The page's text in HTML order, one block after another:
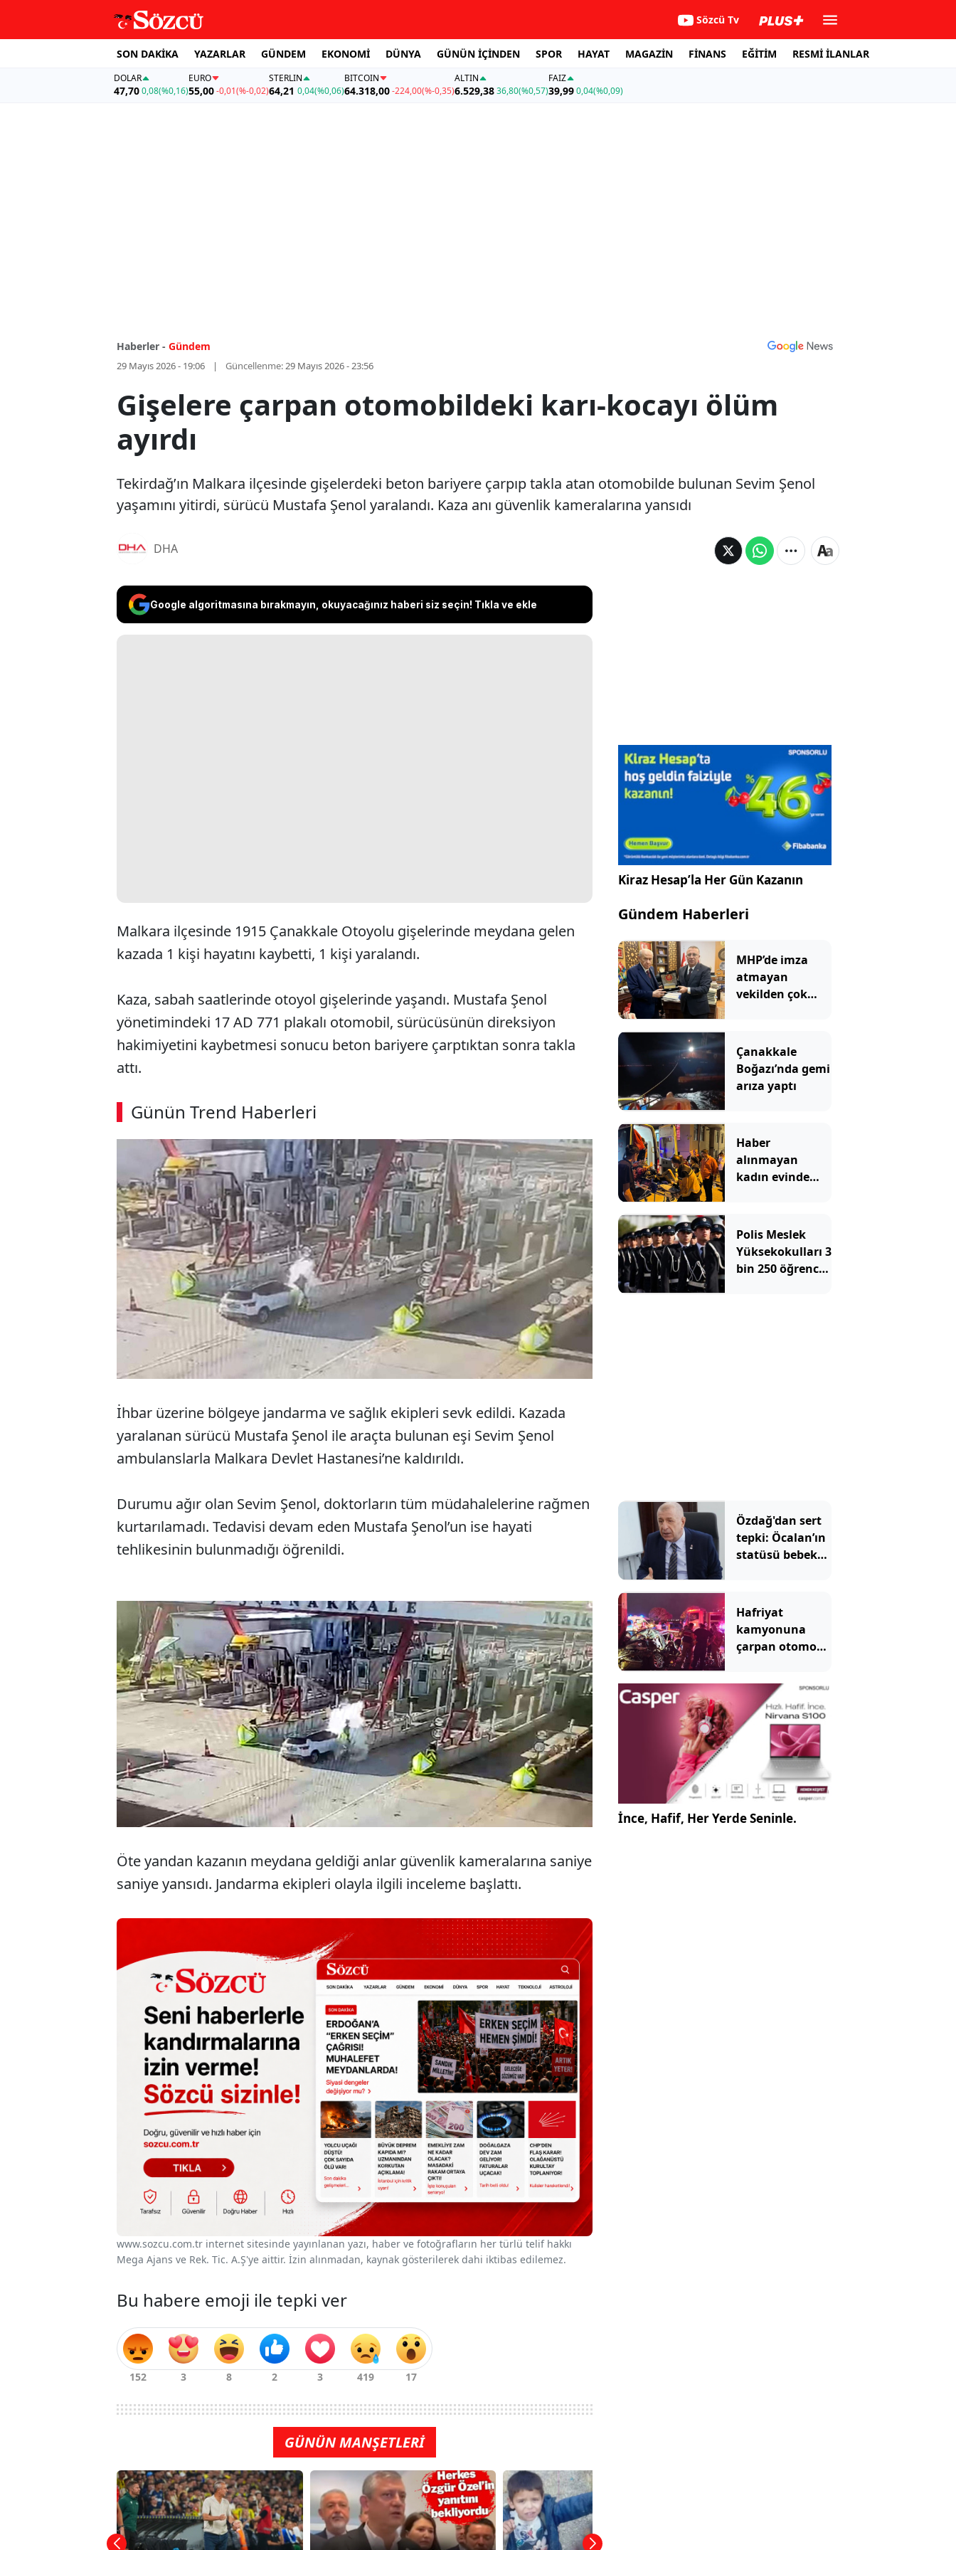
Sözcü Tv
SON DAKİKA YAZARLAR GÜNDEM EKONOMİ DÜNYA GÜNÜN İÇİNDEN SPOR HAYAT MAGAZİN FİNANS EĞİTİM RESMİ İLANLAR
DOLAR
47,700,08(%0,16)
EURO
55,00 -0,01(%-0,02)
STERLIN
64,21 0,04(%0,06)
BITCOIN
64.318,00-224,00(%-0,35)
ALTIN
6.529,3836,80(%0,57)
FAİZ
39,990,04(%0,09)
Haberler - Gündem
29 Mayıs 2026 - 19:06 Güncellenme:29 Mayıs 2026 - 23:56
Gişelere çarpan otomobildeki karı-kocayı ölüm
ayırdı
Tekirdağ’ın Malkara ilçesinde gişelerdeki beton bariyere çarpıp takla atan otomobilde bulunan Sevim Şenol
yaşamını yitirdi, sürücü Mustafa Şenol yaralandı. Kaza anı güvenlik kameralarına yansıdı
DHA
Google algoritmasına bırakmayın, okuyacağınız haberi siz seçin! Tıkla ve ekle
Malkara ilçesinde 1915 Çanakkale Otoyolu gişelerinde meydana gelen
kazada 1 kişi hayatını kaybetti, 1 kişi yaralandı.
Kaza, sabah saatlerinde otoyol gişelerinde yaşandı. Mustafa Şenol
yönetimindeki 17 AD 771 plakalı otomobil, sürücüsünün direksiyon
hakimiyetini kaybetmesi sonucu beton bariyere çarptıktan sonra takla
attı.
Günün Trend Haberleri
İhbar üzerine bölgeye jandarma ve sağlık ekipleri sevk edildi. Kazada
yaralanan sürücü Mustafa Şenol ile araçta bulunan eşi Sevim Şenol
ambulanslarla Malkara Devlet Hastanesi’ne kaldırıldı.
Durumu ağır olan Sevim Şenol, doktorların tüm müdahalelerine rağmen
kurtarılamadı. Tedavisi devam eden Mustafa Şenol’un ise hayati
tehlikesinin bulunmadığı öğrenildi.
Öte yandan kazanın meydana geldiği anlar güvenlik kameralarına saniye
saniye yansıdı. Jandarma ekipleri olayla ilgili inceleme başlattı.
www.sozcu.com.tr internet sitesinde yayınlanan yazı, haber ve fotoğrafların her türlü telif hakkı
Mega Ajans ve Rek. Tic. A.Ş'ye aittir. İzin alınmadan, kaynak gösterilerek dahi iktibas edilemez.
Bu habere emoji ile tepki ver
GÜNÜN MANŞETLERİ
Kiraz Hesap’la Her Gün Kazanın
Gündem Haberleri
MHP’de imza
atmayan
vekilden çok
canım var
Çanakkale
Boğazı’nda gemi
arıza yaptı
Haber
alınmayan
kadın evinde
bulundu
Polis Meslek
Yüksekokulları 3
bin 250 öğrenci
Özdağ'dan sert
tepki: Öcalan’ın
statüsü bebek
Hafriyat
kamyonuna
çarpan otomobil
İnce, Hafif, Her Yerde Seninle.